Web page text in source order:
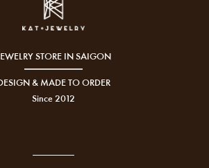
STORE IN SAIGON
& MADE TO ORDER
Since 2012